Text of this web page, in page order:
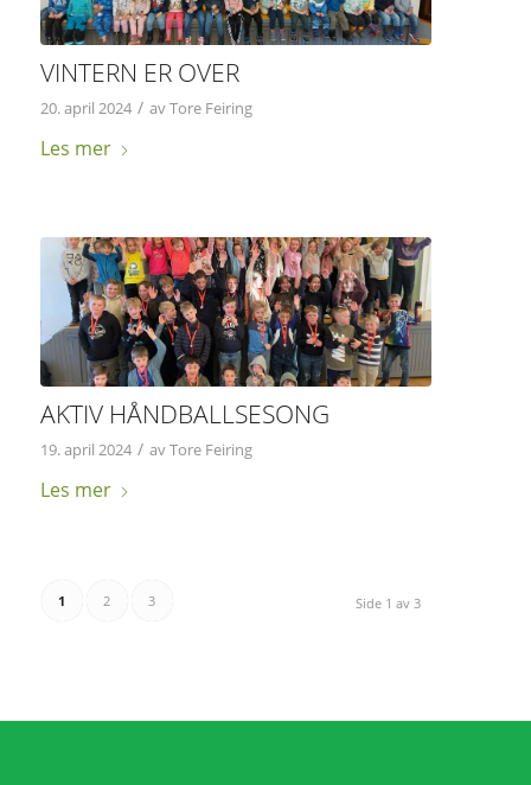
VINTERN ER OVER
20. april 2024 / avTore Feiring
Les mer
AKTIV HÅNDBALLSESONG
19. april 2024 / avTore Feiring
Les mer
Side 1 av 3
1 2 3